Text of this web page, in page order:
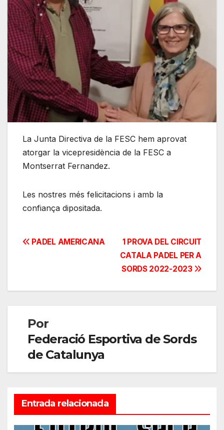
La Junta Directiva de la FESC hem aprovat
atorgar la vicepresidència de la FESC a
Montserrat Fernandez.
Les nostres més felicitacions i amb la
confiança dipositada.
Navegación
entradas
1 PROVA DEL CIRCUIT
CATALA PADEL PER A
SORDS 2022-2023
PADEL AMERICANA
Por
Federació Esportiva de Sords
de Catalunya
Entrada relacionada